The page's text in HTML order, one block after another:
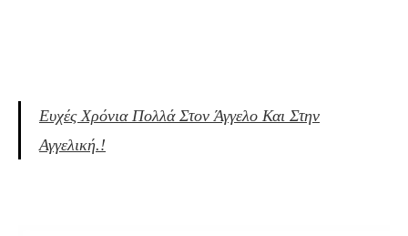
Ευχές Χρόνια Πολλά Στον Άγγελο Και Στην
Αγγελική.!